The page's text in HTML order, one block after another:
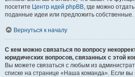
посетите Центр идей phpBB, где можно
поданные идеи или предложить собственные.
Вернуться к началу
С кем можно связаться по вопросу
юридических вопросов, связанных с этой
Вы можете связаться с любым из
списке на странице «Наша команда». Если вы